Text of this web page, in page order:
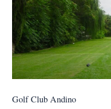
Golf Club Andino